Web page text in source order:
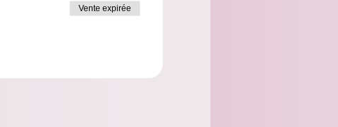
Vente expirée